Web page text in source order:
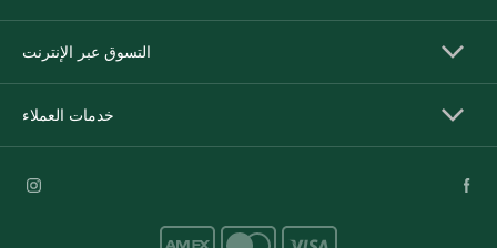
التسوق عبر الإنترنت
خدمات العملاء